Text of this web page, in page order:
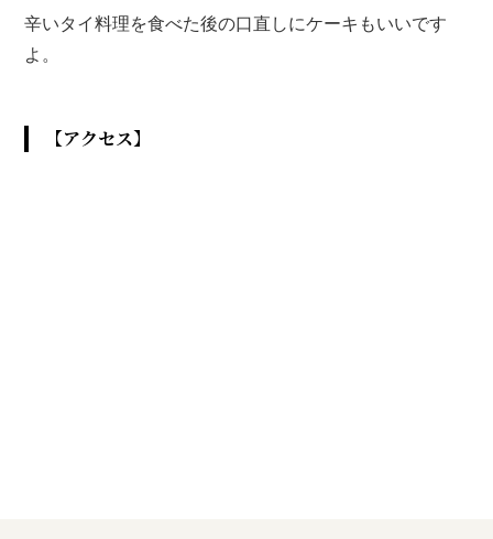
辛いタイ料理を食べた後の口直しにケーキもいいです
よ。
【アクセス】